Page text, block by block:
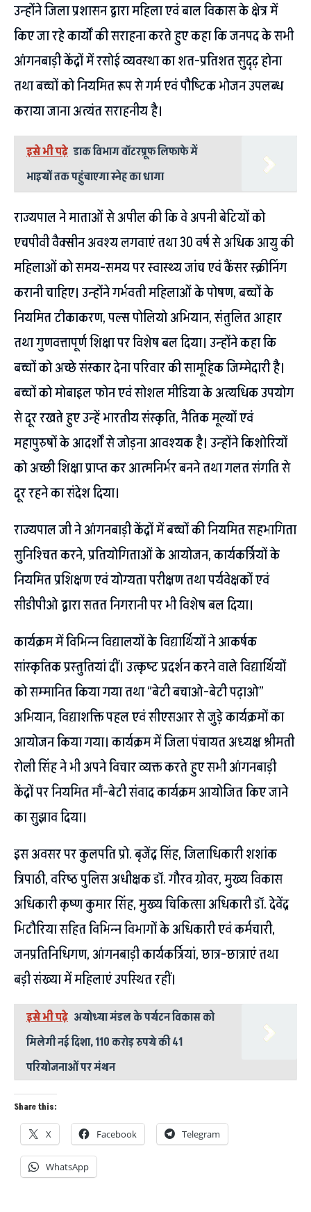
उन्होंने जिला प्रशासन द्वारा महिला एवं बाल विकास के क्षेत्र में
किए जा रहे कार्यों की सराहना करते हुए कहा कि जनपद के सभी
आंगनबाड़ी केंद्रों में रसोई व्यवस्था का शत-प्रतिशत सुदृढ़ होना
तथा बच्चों को नियमित रूप से गर्म एवं पौष्टिक भोजन उपलब्ध
कराया जाना अत्यंत सराहनीय है।
इसे भी पढ़े डाक विभाग वॉटरप्रूफ लिफाफे में
भाइयों तक पहुंचाएगा स्नेह का धागा
राज्यपाल ने माताओं से अपील की कि वे अपनी बेटियों को
एचपीवी वैक्सीन अवश्य लगवाएं तथा 30 वर्ष से अधिक आयु की
महिलाओं को समय-समय पर स्वास्थ्य जांच एवं कैंसर स्क्रीनिंग
करानी चाहिए। उन्होंने गर्भवती महिलाओं के पोषण, बच्चों के
नियमित टीकाकरण, पल्स पोलियो अभियान, संतुलित आहार
तथा गुणवत्तापूर्ण शिक्षा पर विशेष बल दिया। उन्होंने कहा कि
बच्चों को अच्छे संस्कार देना परिवार की सामूहिक जिम्मेदारी है।
बच्चों को मोबाइल फोन एवं सोशल मीडिया के अत्यधिक उपयोग
से दूर रखते हुए उन्हें भारतीय संस्कृति, नैतिक मूल्यों एवं
महापुरुषों के आदर्शों से जोड़ना आवश्यक है। उन्होंने किशोरियों
को अच्छी शिक्षा प्राप्त कर आत्मनिर्भर बनने तथा गलत संगति से
दूर रहने का संदेश दिया।
राज्यपाल जी ने आंगनबाड़ी केंद्रों में बच्चों की नियमित सहभागिता
सुनिश्चित करने, प्रतियोगिताओं के आयोजन, कार्यकर्त्रियों के
नियमित प्रशिक्षण एवं योग्यता परीक्षण तथा पर्यवेक्षकों एवं
सीडीपीओ द्वारा सतत निगरानी पर भी विशेष बल दिया।
कार्यक्रम में विभिन्न विद्यालयों के विद्यार्थियों ने आकर्षक
सांस्कृतिक प्रस्तुतियां दीं। उत्कृष्ट प्रदर्शन करने वाले विद्यार्थियों
को सम्मानित किया गया तथा “बेटी बचाओ-बेटी पढ़ाओ”
अभियान, विद्याशक्ति पहल एवं सीएसआर से जुड़े कार्यक्रमों का
आयोजन किया गया। कार्यक्रम में जिला पंचायत अध्यक्ष श्रीमती
रोली सिंह ने भी अपने विचार व्यक्त करते हुए सभी आंगनबाड़ी
केंद्रों पर नियमित माँ-बेटी संवाद कार्यक्रम आयोजित किए जाने
का सुझाव दिया।
इस अवसर पर कुलपति प्रो. बृजेंद्र सिंह, जिलाधिकारी शशांक
त्रिपाठी, वरिष्ठ पुलिस अधीक्षक डॉ. गौरव ग्रोवर, मुख्य विकास
अधिकारी कृष्ण कुमार सिंह, मुख्य चिकित्सा अधिकारी डॉ. देवेंद्र
भिटौरिया सहित विभिन्न विभागों के अधिकारी एवं कर्मचारी,
जनप्रतिनिधिगण, आंगनबाड़ी कार्यकर्त्रियां, छात्र-छात्राएं तथा
बड़ी संख्या में महिलाएं उपस्थित रहीं।
इसे भी पढ़े अयोध्या मंडल के पर्यटन विकास को
मिलेगी नई दिशा, 110 करोड़ रुपये की 41
परियोजनाओं पर मंथन
Share this:
X Facebook Telegram
WhatsApp